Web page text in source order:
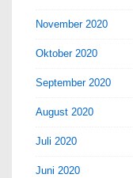
November 2020
Oktober 2020
September 2020
August 2020
Juli 2020
Juni 2020